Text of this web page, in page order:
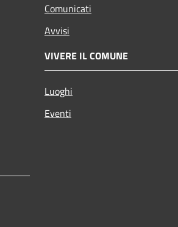
Comunicati
Avvisi
VIVERE IL COMUNE
Luoghi
Eventi